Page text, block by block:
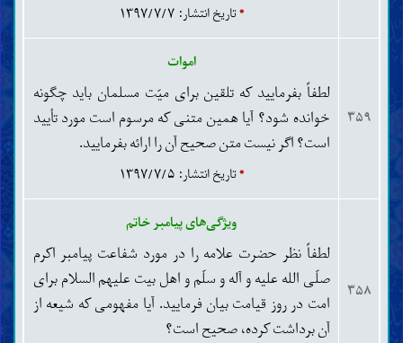
*تاریخ انتشار: ۱۳۹۷/۷/۷
۳۵۹
اموات
لطفاً بفرمایید که تلقین برای میّت مسلمان باید چگونه
خوانده شود؟ آیا همین متنی که مرسوم است مورد تأیید
است؟ اگر نیست متن صحیح آن را ارائه بفرمایید.
*تاریخ انتشار: ۱۳۹۷/۷/۵
۳۵۸
ویژگی‌های پیامبر خاتم
لطفاً نظر حضرت علامه را در مورد شفاعت پیامبر اکرم
صلّی ‌الله علیه و آله و سلّم و اهل بیت علیهم السلام برای
امت در روز قیامت بیان فرمایید. آیا مفهومی که شیعه از
آن برداشت کرده، صحیح است؟